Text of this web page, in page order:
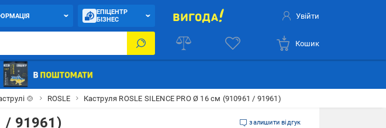
ЕПІЦЕНТР
БІЗНЕС
Увійти
Кошик
🍲 ROSLE Каструля ROSLE SILENCE PRO Ø 16 см (910961 / 91961)
/ 91961) залишити відгук